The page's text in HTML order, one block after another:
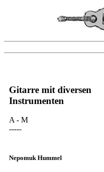
Gitarre mit diversen
Instrumenten
A - M
-----
Nepomuk Hummel